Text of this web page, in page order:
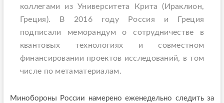
коллегами из Университета Крита (Ираклион,
Греция). В 2016 году Россия и Греция
подписали меморандум о сотрудничестве в
квантовых технологиях и совместном
финансировании проектов исследований, в том
числе по метаматериалам.
Минобороны России намерено еженедельно следить за